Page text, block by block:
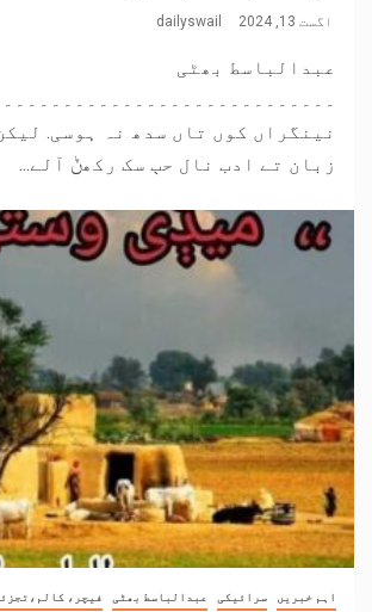
اگست 13, 2024 dailyswail
عبدالباسط بھٹی
نینگراں کوں تاں سدھ نہ ہوسی.
زبان تے ادب نال حٻ سک رکھݨ آلے...
اہم خبریں سرائیکی عبدالباسط بھٹی فیچر،